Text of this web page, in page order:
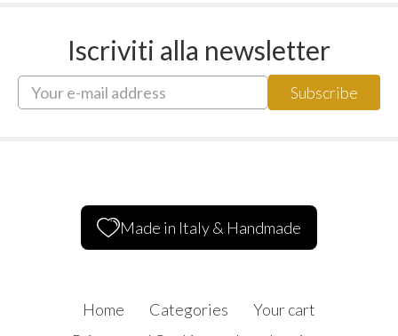
Iscriviti alla newsletter
Made in Italy & Handmade
Home Categories
Your cart